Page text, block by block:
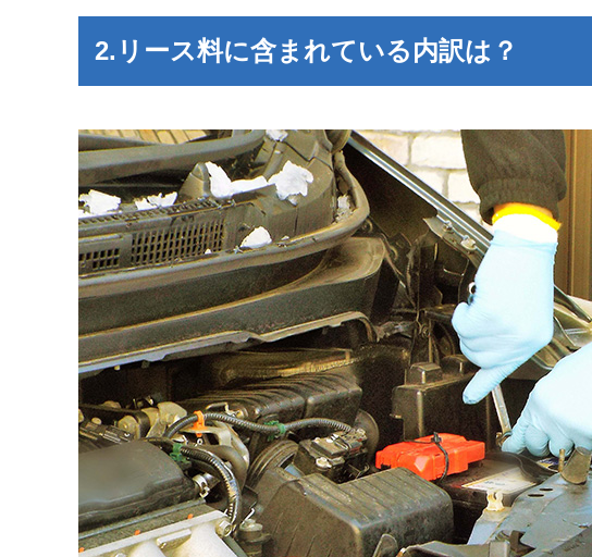
2.リース料に含まれている内訳は？